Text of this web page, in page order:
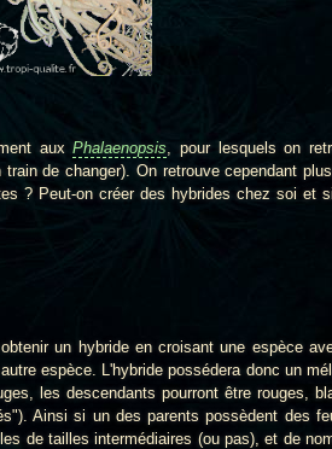
auxPhalaenopsis , pour lesquels on
de changer). On retrouve cependant
? Peut-on créer des hybrides chez soi et
un hybride en croisant une espèce
espèce. L'hybride possédera donc un
les descendants pourront être rouges,
Ainsi si un des parents possèdent des
de tailles intermédiaires (ou pas), et de